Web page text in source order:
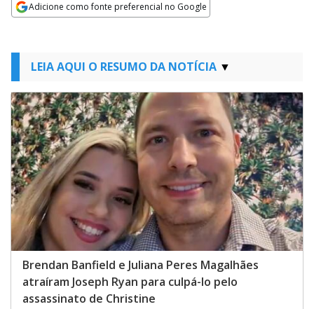
Adicione como fonte preferencial no Google
LEIA AQUI O RESUMO DA NOTÍCIA
Brendan Banfield e Juliana Peres Magalhães
atraíram Joseph Ryan para culpá-lo pelo
assassinato de Christine